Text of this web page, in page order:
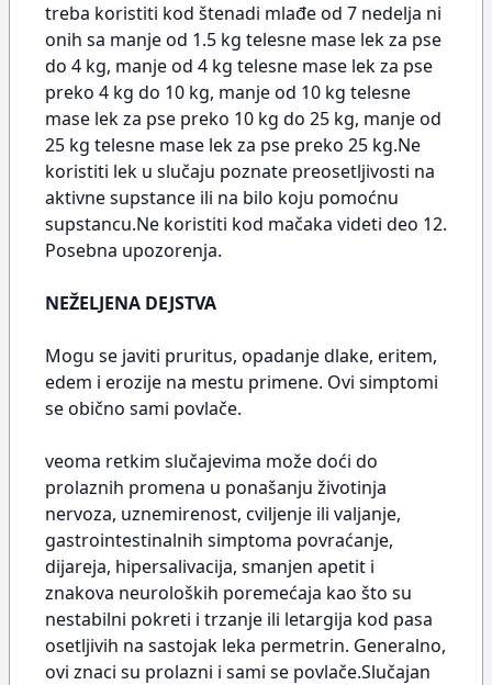
treba koristiti kod štenadi mlađe od 7 nedelja ni
onih sa manje od 1.5 kg telesne mase lek za pse
do 4 kg, manje od 4 kg telesne mase lek za pse
preko 4 kg do 10 kg, manje od 10 kg telesne
mase lek za pse preko 10 kg do 25 kg, manje od
25 kg telesne mase lek za pse preko 25 kg.Ne
koristiti lek u slučaju poznate preosetljivosti na
aktivne supstance ili na bilo koju pomoćnu
supstancu.Ne koristiti kod mačaka videti deo 12.
Posebna upozorenja.
NEŽELJENA DEJSTVA
Mogu se javiti pruritus, opadanje dlake, eritem,
edem i erozije na mestu primene. Ovi simptomi
se obično sami povlače.
veoma retkim slučajevima može doći do
prolaznih promena u ponašanju životinja
nervoza, uznemirenost, cviljenje ili valjanje,
gastrointestinalnih simptoma povraćanje,
dijareja, hipersalivacija, smanjen apetit i
znakova neuroloških poremećaja kao što su
nestabilni pokreti i trzanje ili letargija kod pasa
osetljivih na sastojak leka permetrin. Generalno,
ovi znaci su prolazni i sami se povlače.Slučajan